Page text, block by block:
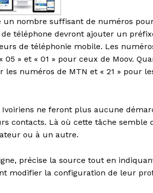
nombre suffisant de numéros
téléphone devront ajouter un
de téléphonie mobile. Les
» et « 01 » pour ceux de Moov.
les numéros de MTN et « 21 » pour
ne feront plus aucune
contacts. Là où cette tâche semble
ou à un autre.
précise la source tout en
modifier la configuration de leur